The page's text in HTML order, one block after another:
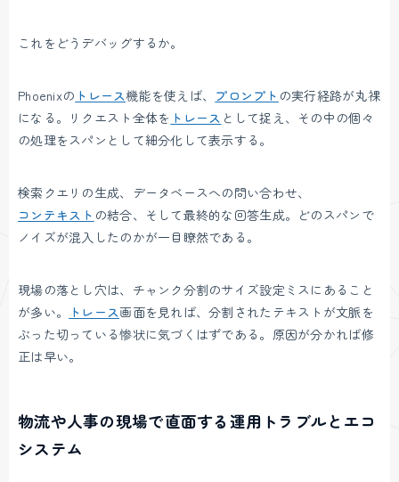
これをどうデバッグするか。
Phoenixの トレース機能を使えば、 プロンプト の実行経路が丸裸
になる。リクエスト全体を トレース として捉え、その中の個々
の処理をスパンとして細分化して表示する。
検索クエリの生成、データベースへの問い合わせ、
コンテキスト の結合、そして最終的な回答生成。どのスパンで
ノイズが混入したのかが一目瞭然である。
現場の落とし穴は、チャンク分割のサイズ設定ミスにあること
が多い。
トレース画面を見れば、分割されたテキストが文脈を
ぶった切っている惨状に気づくはずである。原因が分かれば修
正は早い。
物流や人事の現場で直面する運用トラブルとエコ
システム